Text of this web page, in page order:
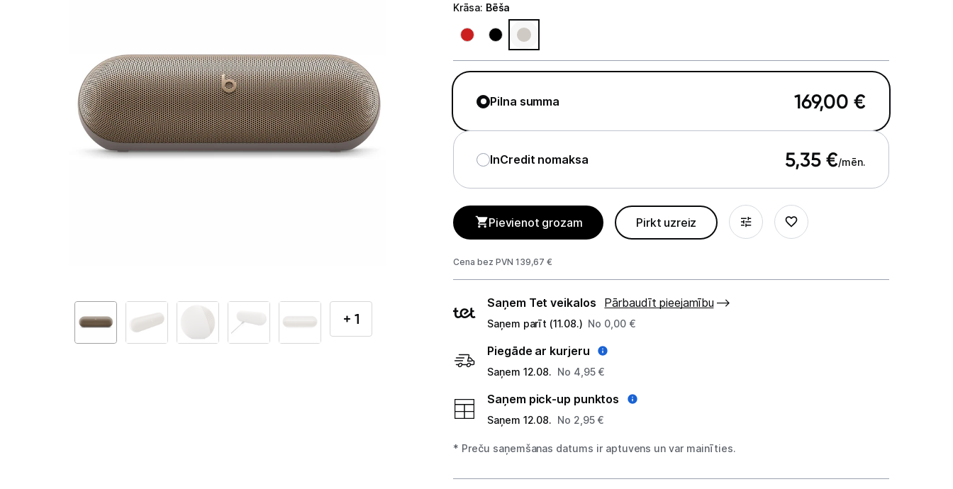
Televizori un piederumi
Tet Virszemes televīzija
TV iekārtas
Spēļu konsoles
Akustiskās sistēmas
Studijas skaņas aprīkojums
Gold
+ 1
Krāsa: Bēša
Pilna summa 169,00 €
InCredit nomaksa 5,35 €/mēn.
Pievienot grozam Pirkt uzreiz
Cena bez PVN 139,67 €
Piegādes
veidi
Saņem Tet veikalos Pārbaudīt pieejamību
Saņem parīt (11.08.) No 0,00 €
Piegāde ar kurjeru
Saņem 12.08. No 4,95 €
Saņem pick-up punktos
Saņem 12.08. No 2,95 €
* Preču saņemšanas datums ir aptuvens un var mainīties.